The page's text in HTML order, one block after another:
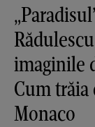
imaginile
Cum
Monaco